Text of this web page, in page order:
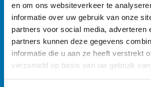
en om ons websiteverkeer te
informatie over uw gebruik van onze
partners voor social media, adverteren
partners kunnen deze gegevens
informatie die u aan ze heeft verstrekt
verzameld op basis van uw gebruik
Machines
Zoekt u specifieke machines? U vindt
onze zoekmachine.